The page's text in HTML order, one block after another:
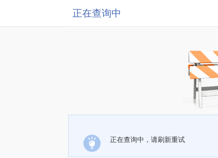
正在查询中
正在查询中，请刷新重试